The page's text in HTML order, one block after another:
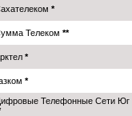
*
Телеком **
*
*
Телефонные Сети Юг